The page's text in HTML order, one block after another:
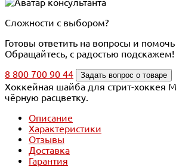
Сложности с выбором?
Готовы ответить на вопросы и
Обращайтесь, с радостью подскажем!
8 800 700 90 44
Задать вопрос о товаре
Хоккейная шайба для стрит-хоккея
чёрную расцветку.
Описание
Характеристики
Отзывы
Доставка
Гарантия